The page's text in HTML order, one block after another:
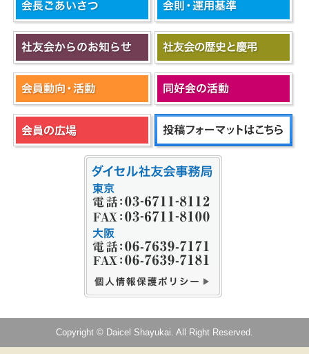
Copyright © Daicel Shayukai. All Right Reserved.